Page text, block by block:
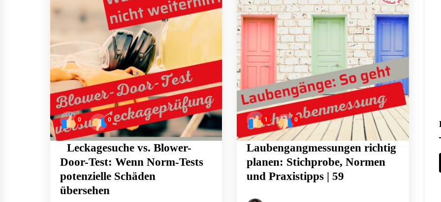
0 0
Leckagesuche vs. Blower-
Door-Test: Wenn Norm-Tests
potenzielle Schäden
übersehen
1 0
Laubengangmessungen richtig
planen: Stichprobe, Normen
und Praxistipps | 59